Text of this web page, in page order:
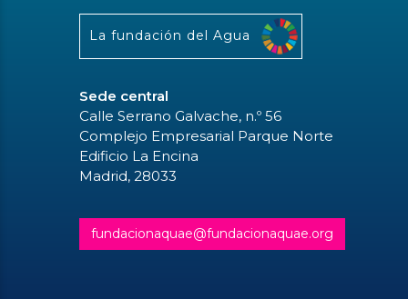
La fundación del Agua
Sede central
Calle Serrano Galvache, n.º 56
Complejo Empresarial Parque Norte
Edificio La Encina
Madrid, 28033
fundacionaquae@fundacionaquae.org